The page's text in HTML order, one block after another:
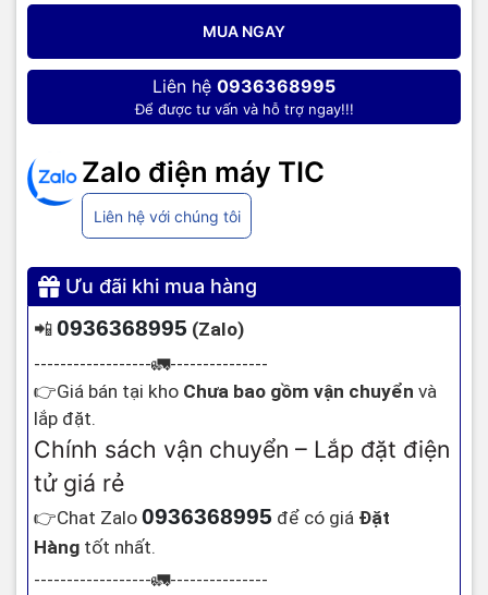
MUA NGAY
Liên hệ 0936368995
Để được tư vấn và hỗ trợ ngay!!!
Zalo điện máy TIC
Liên hệ với chúng tôi
Ưu đãi khi mua hàng
📲 0936368995 (Zalo)
------------------🚛---------------
👉Giá bán tại kho Chưa bao gồm vận chuyển và
lắp đặt.
Chính sách vận chuyển – Lắp đặt điện
tử giá rẻ
👉Chat Zalo 0936368995 để có giá Đặt
Hàng tốt nhất.
------------------🚛---------------